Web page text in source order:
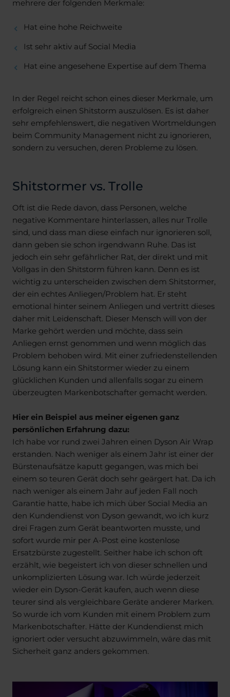
mehrere der folgenden Merkmale:
Hat eine hohe Reichweite
Ist sehr aktiv auf Social Media
Hat eine angesehene Expertise auf dem Thema
In der Regel reicht schon eines dieser Merkmale, um
erfolgreich einen Shitstorm auszulösen. Es ist daher
sehr empfehlenswert, die negativen Wortmeldungen
beim Community Management nicht zu ignorieren,
sondern zu versuchen, deren Probleme zu lösen.
Shitstormer vs. Trolle
Oft ist die Rede davon, dass Personen, welche
negative Kommentare hinterlassen, alles nur Trolle
sind, und dass man diese einfach nur ignorieren soll,
dann geben sie schon irgendwann Ruhe. Das ist
jedoch ein sehr gefährlicher Rat, der direkt und mit
Vollgas in den Shitstorm führen kann. Denn es ist
wichtig zu unterscheiden zwischen dem Shitstormer,
der ein echtes Anliegen/Problem hat. Er steht
emotional hinter seinem Anliegen und vertritt dieses
daher mit Leidenschaft. Dieser Mensch will von der
Marke gehört werden und möchte, dass sein
Anliegen ernst genommen und wenn möglich das
Problem behoben wird. Mit einer zufriedenstellenden
Lösung kann ein Shitstormer wieder zu einem
glücklichen Kunden und allenfalls sogar zu einem
überzeugten Markenbotschafter gemacht werden.
Hier ein Beispiel aus meiner eigenen ganz
persönlichen Erfahrung dazu:
Ich habe vor rund zwei Jahren einen Dyson Air Wrap
erstanden. Nach weniger als einem Jahr ist einer der
Bürstenaufsätze kaputt gegangen, was mich bei
einem so teuren Gerät doch sehr geärgert hat. Da ich
nach weniger als einem Jahr auf jeden Fall noch
Garantie hatte, habe ich mich über Social Media an
den Kundendienst von Dyson gewandt, wo ich kurz
drei Fragen zum Gerät beantworten musste, und
sofort wurde mir per A-Post eine kostenlose
Ersatzbürste zugestellt. Seither habe ich schon oft
erzählt, wie begeistert ich von dieser schnellen und
unkomplizierten Lösung war. Ich würde jederzeit
wieder ein Dyson-Gerät kaufen, auch wenn diese
teurer sind als vergleichbare Geräte anderer Marken.
So wurde ich vom Kunden mit einem Problem zum
Markenbotschafter. Hätte der Kundendienst mich
ignoriert oder versucht abzuwimmeln, wäre das mit
Sicherheit ganz anders gekommen.